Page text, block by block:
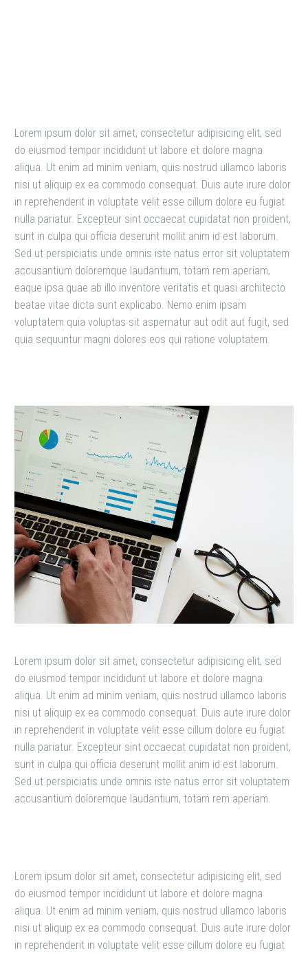
Lorem ipsum dolor sit amet, consectetur adipisicing elit, sed
do eiusmod tempor incididunt ut labore et dolore magna
aliqua. Ut enim ad minim veniam, quis nostrud ullamco laboris
nisi ut aliquip ex ea commodo consequat. Duis aute irure dolor
in reprehenderit in voluptate velit esse cillum dolore eu fugiat
nulla pariatur. Excepteur sint occaecat cupidatat non proident,
sunt in culpa qui officia deserunt mollit anim id est laborum.
Sed ut perspiciatis unde omnis iste natus error sit voluptatem
accusantium doloremque laudantium, totam rem aperiam,
eaque ipsa quae ab illo inventore veritatis et quasi architecto
beatae vitae dicta sunt explicabo. Nemo enim ipsam
voluptatem quia voluptas sit aspernatur aut odit aut fugit, sed
quia sequuntur magni dolores eos qui ratione voluptatem.
Lorem ipsum dolor sit amet, consectetur adipisicing elit, sed
do eiusmod tempor incididunt ut labore et dolore magna
aliqua. Ut enim ad minim veniam, quis nostrud ullamco laboris
nisi ut aliquip ex ea commodo consequat. Duis aute irure dolor
in reprehenderit in voluptate velit esse cillum dolore eu fugiat
nulla pariatur. Excepteur sint occaecat cupidatat non proident,
sunt in culpa qui officia deserunt mollit anim id est laborum.
Sed ut perspiciatis unde omnis iste natus error sit voluptatem
accusantium doloremque laudantium, totam rem aperiam.
Lorem ipsum dolor sit amet, consectetur adipisicing elit, sed
do eiusmod tempor incididunt ut labore et dolore magna
aliqua. Ut enim ad minim veniam, quis nostrud ullamco laboris
nisi ut aliquip ex ea commodo consequat. Duis aute irure dolor
in reprehenderit in voluptate velit esse cillum dolore eu fugiat